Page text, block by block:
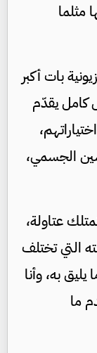
مثلما
بات أكبر
كامل يقدّم
الجسمي،
عتاولة،
التي تختلف
به، وأنا
ما